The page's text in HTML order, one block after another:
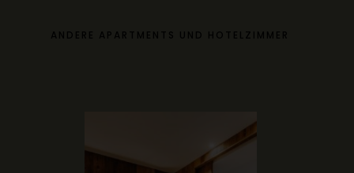
ANDERE APARTMENTS UND HOTELZIMMER